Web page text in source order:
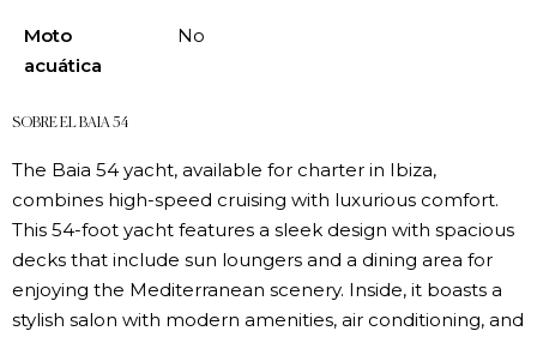
Moto
acuática
No
SOBRE EL BAIA 54
The Baia 54 yacht, available for charter in Ibiza,
combines high-speed cruising with luxurious comfort.
This 54-foot yacht features a sleek design with spacious
decks that include sun loungers and a dining area for
enjoying the Mediterranean scenery. Inside, it boasts a
stylish salon with modern amenities, air conditioning, and